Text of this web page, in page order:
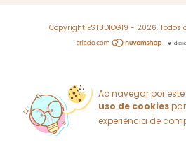
Ao navegar por
uso de cookies
experiência de
Copyright ESTUDIOG19 - 2026.